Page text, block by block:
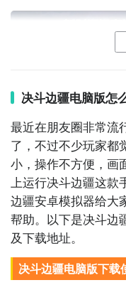
通过上面的游戏介绍
致的了解了，不过这
呢？不用担心，目前
了，通过在九游APP
决斗边疆电脑版怎
最近在朋友圈非常流
了，不过不少玩家都
小，操作不方便，画
上运行决斗边疆这款
边疆安卓模拟器给大
帮助。以下是决斗边
及下载地址。
决斗边疆电脑版下载